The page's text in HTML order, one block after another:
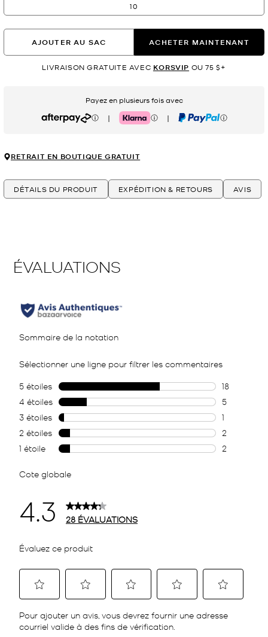
10
AJOUTER AU SAC ACHETER MAINTENANT
LIVRAISON GRATUITE AVEC KORSVIP OU 75 $+
Payez en plusieurs fois avec
Afterpay | Klarna | PayPal
RETRAIT EN BOUTIQUE GRATUIT
DÉTAILS DU PRODUIT EXPÉDITION & RETOURS AVIS